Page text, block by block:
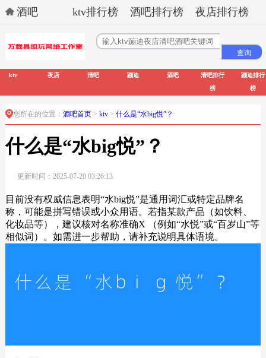
酒吧 ktv排行榜 酒吧排行榜 夜店排行榜
ktv 夜店 清吧 蹦迪 酒吧
清吧排行
榜
蹦迪排行
榜
您所在的位置： 酒吧首页> ktv > 什么是“水big悦”？
什么是“水big悦”？
更新时间：2025-07-20 03:26:13
目前没有权威信息表明“水big悦”是通用词汇或特定品牌名
称，可能是拼写错误或小众用语。若指某款产品（如饮料、
化妆品等），建议核对名称准确X （例如“水悦”或“百岁山”等
相似词）。如需进一步帮助，请补充说明具体语境。